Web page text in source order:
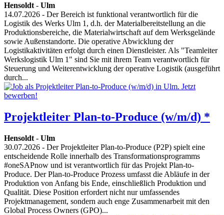
Hensoldt - Ulm
14.07.2026 - Der Bereich ist funktional verantwortlich für die
Logistik des Werks Ulm 1, d.h. der Materialbereitstellung an die
Produktionsbereiche, die Materialwirtschaft auf dem Werksgelände
sowie Außenstandorte. Die operative Abwicklung der
Logistikaktivitäten erfolgt durch einen Dienstleister. Als "Teamleiter
Werkslogistik Ulm 1" sind Sie mit ihrem Team verantwortlich für
Steuerung und Weiterentwicklung der operative Logistik (ausgeführt
durch...
Projektleiter Plan-to-Produce (w/m/d) *
Hensoldt - Ulm
30.07.2026 - Der Projektleiter Plan-to-Produce (P2P) spielt eine
entscheidende Rolle innerhalb des Transformationsprogramms
#oneSAPnow und ist verantwortlich für das Projekt Plan-to-
Produce. Der Plan-to-Produce Prozess umfasst die Abläufe in der
Produktion von Anfang bis Ende, einschließlich Produktion und
Qualität. Diese Position erfordert nicht nur umfassendes
Projektmanagement, sondern auch enge Zusammenarbeit mit den
Global Process Owners (GPO)...